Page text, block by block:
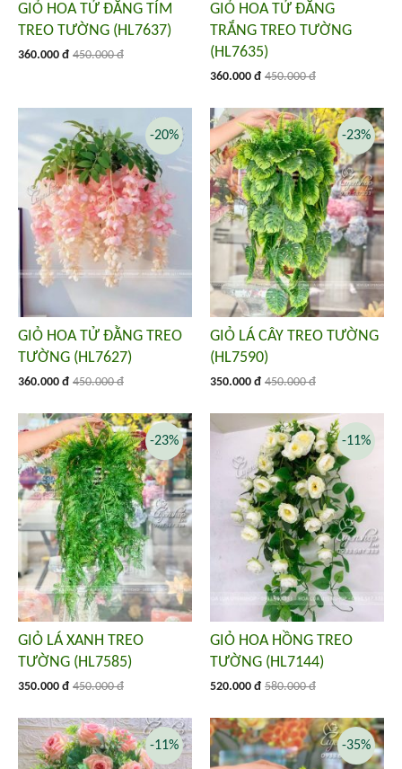
GIỎ HOA TỬ ĐẰNG TÍM
TREO TƯỜNG (HL7637)
360.000 đ 450.000 đ
GIỎ HOA TỬ ĐẰNG
TRẮNG TREO TƯỜNG
(HL7635)
360.000 đ 450.000 đ
GIỎ HOA TỬ ĐẰNG TREO
TƯỜNG (HL7627)
360.000 đ 450.000 đ
-20%
GIỎ LÁ CÂY TREO TƯỜNG
(HL7590)
350.000 đ 450.000 đ
-23%
GIỎ LÁ XANH TREO
TƯỜNG (HL7585)
350.000 đ 450.000 đ
-23%
GIỎ HOA HỒNG TREO
TƯỜNG (HL7144)
520.000 đ 580.000 đ
-11%
-11% -35%